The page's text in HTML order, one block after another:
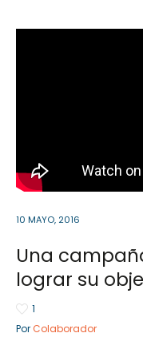
Empresa Privada
Servicios
10 MAYO, 2016
Una
lograr su
1
Por Colaborador